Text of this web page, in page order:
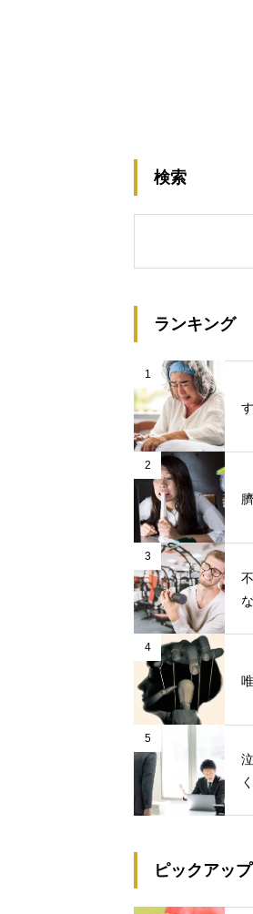
検索
ランキング
1
2
3
4
5
ピックアップ